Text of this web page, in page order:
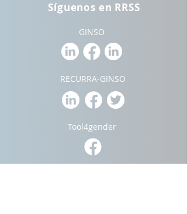
Síguenos en RRSS
GINSO
RECURRA-GINSO
Tool4gender